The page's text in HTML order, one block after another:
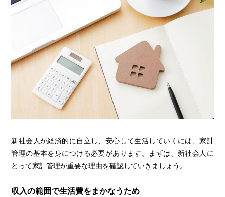
新社会人が経済的に自立し、安心して生活していくには、家計
管理の基本を身につける必要があります。まずは、新社会人に
とって家計管理が重要な理由を確認していきましょう。
収入の範囲で生活費をまかなうため